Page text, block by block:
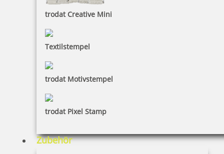
trodat Creative Mini
Textilstempel
trodat Motivstempel
trodat Pixel Stamp
Zubehör
Arztstempel m. Text u. Motiv Hermesstab